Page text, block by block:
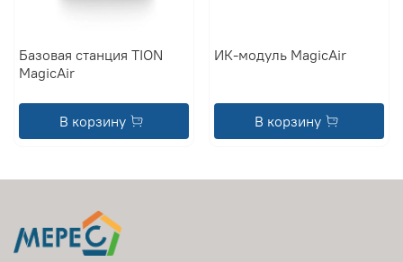
Базовая станция TION
MagicAir
В корзину
ИК-модуль MagicAir
В корзину